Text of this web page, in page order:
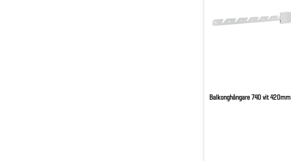
Balkonghängare 740 vit 420mm